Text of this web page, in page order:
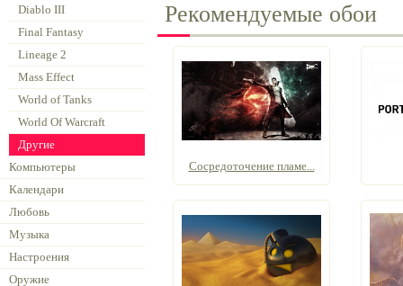
Diablo III
Final Fantasy
Lineage 2
Mass Effect
World of Tanks
World Of Warcraft
Другие
Компьютеры
Календари
Любовь
Музыка
Настроения
Оружие
Рекомендуемые обои
Сосредоточение пламе...